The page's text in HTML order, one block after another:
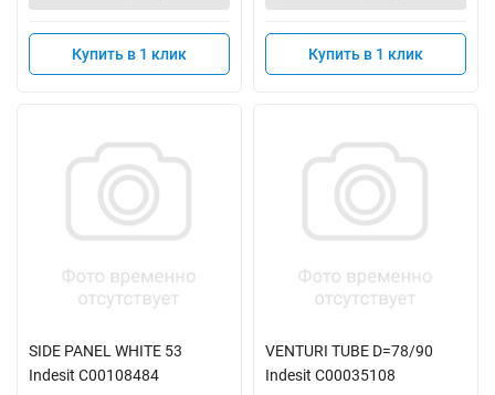
Купить в 1 клик Купить в 1 клик
SIDE PANEL WHITE 53
Indesit C00108484
VENTURI TUBE D=78/90
Indesit C00035108